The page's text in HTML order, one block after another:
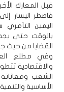
قبل المعارك
فاضطر اليسار
اليمين
بالوقت حتى
القضايا من حيث
والاقتصادية
الشعب
الأساسية